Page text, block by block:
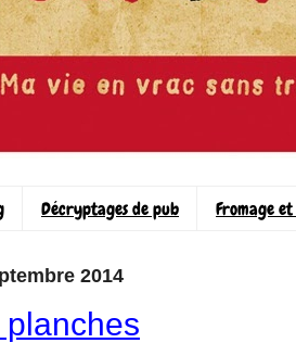
Décryptages de pub Fromage
2014